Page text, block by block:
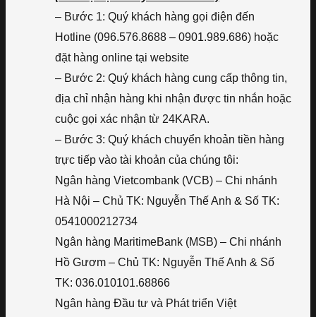
– Bước 1: Quý khách hàng gọi điện đến
Hotline (096.576.8688 – 0901.989.686) hoặc
đặt hàng online tại website
– Bước 2: Quý khách hàng cung cấp thông tin,
địa chỉ nhận hàng khi nhận được tin nhắn hoặc
cuộc gọi xác nhận từ 24KARA.
– Bước 3: Quý khách chuyển khoản tiền hàng
trực tiếp vào tài khoản của chúng tôi:
Ngân hàng Vietcombank (VCB) – Chi nhánh
Hà Nội – Chủ TK: Nguyễn Thế Anh & Số TK:
0541000212734
Ngân hàng MaritimeBank (MSB) – Chi nhánh
Hồ Gươm – Chủ TK: Nguyễn Thế Anh & Số
TK: 036.010101.68866
Ngân hàng Đầu tư và Phát triển Việt